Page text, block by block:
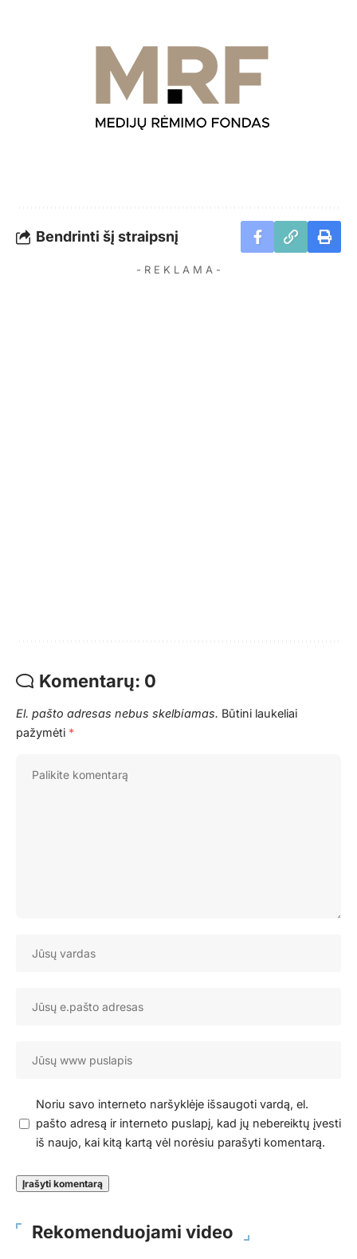
Bendrinti šį straipsnį
- R E K L A M A -
Komentarų: 0
El. pašto adresas nebus skelbiamas. Būtini laukeliai
pažymėti *
Noriu savo interneto naršyklėje išsaugoti vardą, el.
pašto adresą ir interneto puslapį, kad jų nebereiktų įvesti
iš naujo, kai kitą kartą vėl norėsiu parašyti komentarą.
Rekomenduojami video